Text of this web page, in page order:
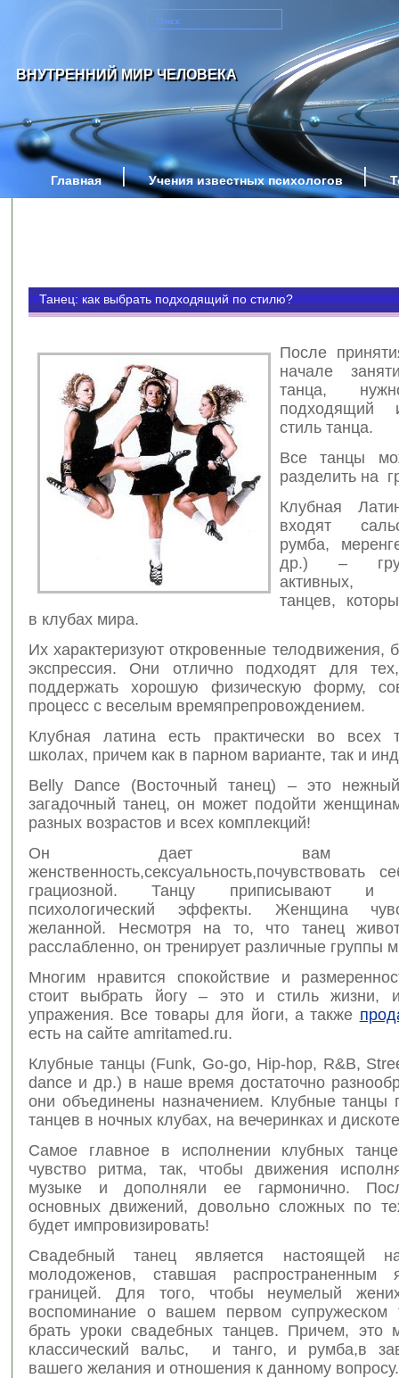
ВНУТРЕННИЙ МИР ЧЕЛОВЕКА
Главная Учения известных психологов
Танец: как выбрать подходящий по стилю?
После
начале
танца,
подходящий
стиль танца.
Все танцы
разделить на
Клубная
входят
румба,
др.) –
активных,
танцев,
в клубах мира.
Их характеризуют откровенные телодвижения,
экспрессия. Они отлично подходят для
поддержать хорошую физическую форму,
процесс с веселым времяпрепровождением.
Клубная латина есть практически во всех
школах, причем как в парном варианте, так и
Belly Dance (Восточный танец) – это
загадочный танец, он может подойти
разных возрастов и всех комплекций!
Он дает вам
женственность,сексуальность,почувствовать
грациозной. Танцу приписывают и
психологический эффекты. Женщина
желанной. Несмотря на то, что танец
расслабленно, он тренирует различные группы
Многим нравится спокойствие и
стоит выбрать йогу – это и стиль жизни,
упражения. Все товары для йоги, а также
есть на сайте amritamed.ru.
Клубные танцы (Funk, Go-go, Hip-hop, R&B,
dance и др.) в наше время достаточно
они объединены назначением. Клубные танцы
танцев в ночных клубах, на вечеринках и
Самое главное в исполнении клубных
чувство ритма, так, чтобы движения
музыке и дополняли ее гармонично.
основных движений, довольно сложных по
будет импровизировать!
Свадебный танец является настоящей
молодоженов, ставшая распространенным
границей. Для того, чтобы неумелый
воспоминание о вашем первом супружеском
брать уроки свадебных танцев. Причем, это
классический вальс, и танго, и румба,в
вашего желания и отношения к данному вопросу.